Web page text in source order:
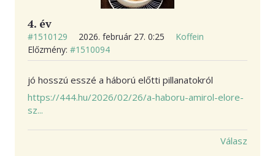
4. év
#1510129 2026. február 27. 0:25
Koffein
Előzmény: #1510094
jó hosszú esszé a háború előtti pillanatokról
https://444.hu/2026/02/26/a-haboru-amirol-elore-
sz...
Válasz